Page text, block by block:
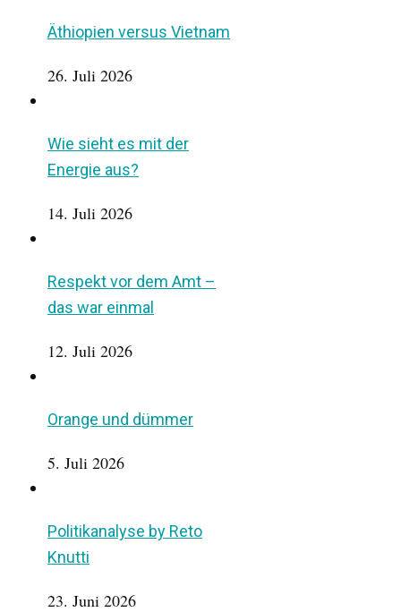
Äthiopien versus Vietnam
26. Juli 2026
Wie sieht es mit der
Energie aus?
14. Juli 2026
Respekt vor dem Amt –
das war einmal
12. Juli 2026
Orange und dümmer
5. Juli 2026
Politikanalyse by Reto
Knutti
23. Juni 2026